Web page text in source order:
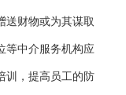
送财物或为其谋取
等中介服务机构应
训，提高员工的防